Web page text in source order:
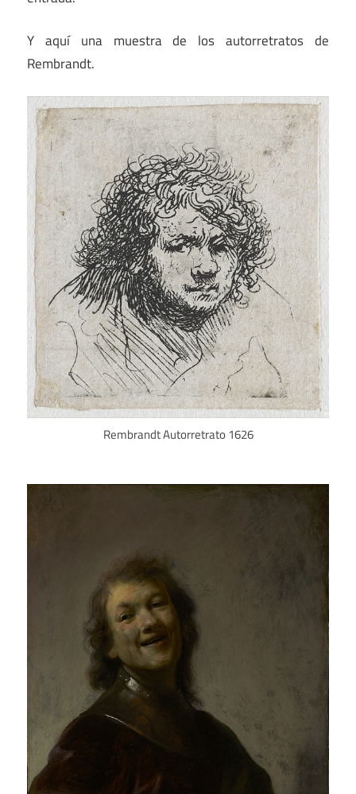
Y aquí una muestra de los autorretratos de
Rembrandt.
Rembrandt Autorretrato 1626